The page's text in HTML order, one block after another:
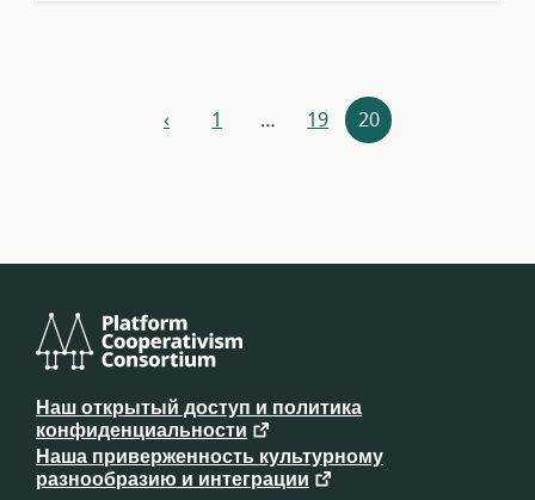
Навигация
‹назад1 … 19 20
Консорциум
платформенного
кооперативизма
Наш открытый доступ и политика
конфиденциальности
Наша приверженность культурному
разнообразию и интеграции